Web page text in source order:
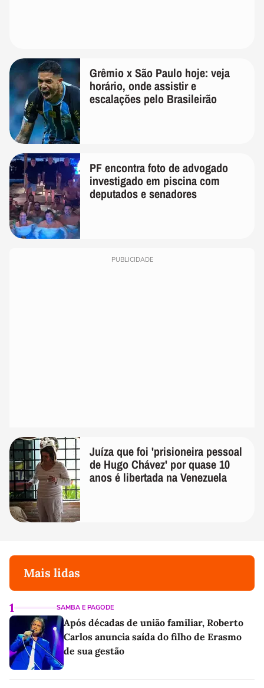
Grêmio x São Paulo hoje: veja
horário, onde assistir e
escalações pelo Brasileirão
PF encontra foto de advogado
investigado em piscina com
deputados e senadores
PUBLICIDADE
Juíza que foi 'prisioneira pessoal
de Hugo Chávez' por quase 10
anos é libertada na Venezuela
Mais lidas
1 SAMBA E PAGODE
Após décadas de união familiar, Roberto
Carlos anuncia saída do filho de Erasmo
de sua gestão